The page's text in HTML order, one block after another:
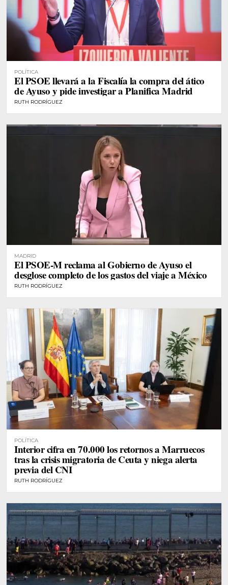
POLÍTICA
El PSOE llevará a la Fiscalía la compra del ático
de Ayuso y pide investigar a Planifica Madrid
RUTH RODRÍGUEZ
MADRID
El PSOE-M reclama al Gobierno de Ayuso el
desglose completo de los gastos del viaje a México
RUTH RODRÍGUEZ
POLÍTICA
Interior cifra en 70.000 los retornos a Marruecos
tras la crisis migratoria de Ceuta y niega alerta
previa del CNI
RUTH RODRÍGUEZ